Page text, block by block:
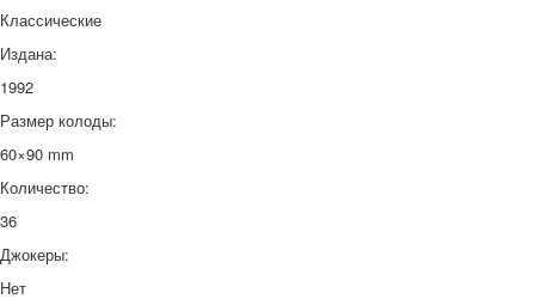
Классические
Издана:
1992
Размер колоды:
60×90 mm
Количество:
36
Джокеры:
Нет